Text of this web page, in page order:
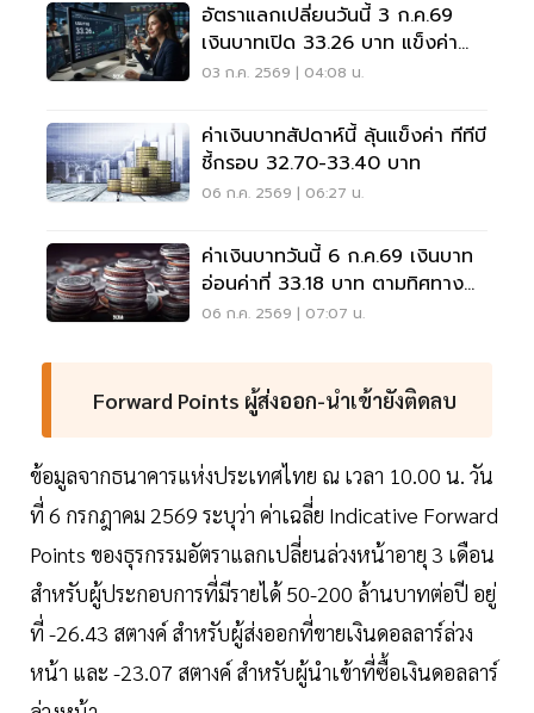
อัตราแลกเปลี่ยนวันนี้ 3 ก.ค.69
เงินบาทเปิด 33.26 บาท แข็งค่า
เล็กน้อย
03 ก.ค. 2569 | 04:08 น.
ค่าเงินบาทสัปดาห์นี้ ลุ้นแข็งค่า ทีทีบี
ชี้กรอบ 32.70-33.40 บาท
06 ก.ค. 2569 | 06:27 น.
ค่าเงินบาทวันนี้ 6 ก.ค.69 เงินบาท
อ่อนค่าที่ 33.18 บาท ตามทิศทาง
สกุลเงินเอเชีย
06 ก.ค. 2569 | 07:07 น.
Forward Points ผู้ส่งออก-นำเข้ายังติดลบ
ข้อมูลจากธนาคารแห่งประเทศไทย ณ เวลา 10.00 น. วัน
ที่ 6 กรกฎาคม 2569 ระบุว่า ค่าเฉลี่ย Indicative Forward
Points ของธุรกรรมอัตราแลกเปลี่ยนล่วงหน้าอายุ 3 เดือน
สำหรับผู้ประกอบการที่มีรายได้ 50-200 ล้านบาทต่อปี อยู่
ที่ -26.43 สตางค์ สำหรับผู้ส่งออกที่ขายเงินดอลลาร์ล่วง
หน้า และ -23.07 สตางค์ สำหรับผู้นำเข้าที่ซื้อเงินดอลลาร์